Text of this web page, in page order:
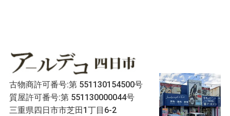
古物商許可番号:第 551130154500号
質屋許可番号:第 551130000044号
三重県四日市市芝田1丁目6-2